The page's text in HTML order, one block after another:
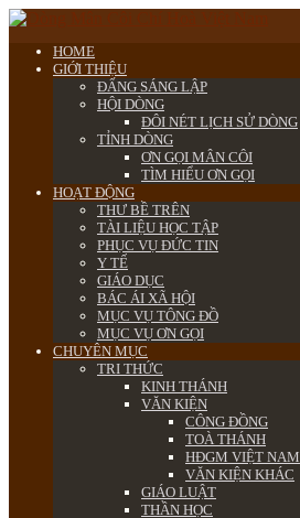
HOME
GIỚI THIỆU
ĐẤNG SÁNG LẬP
HỘI DÒNG
ĐÔI NÉT LỊCH SỬ DÒNG
TỈNH DÒNG
ƠN GỌI MÂN CÔI
TÌM HIỂU ƠN GỌI
HOẠT ĐỘNG
THƯ BỀ TRÊN
TÀI LIỆU HỌC TẬP
PHỤC VỤ ĐỨC TIN
Y TẾ
GIÁO DỤC
BÁC ÁI XÃ HỘI
MỤC VỤ TÔNG ĐỒ
MỤC VỤ ƠN GỌI
CHUYÊN MỤC
TRI THỨC
KINH THÁNH
VĂN KIỆN
CÔNG ĐỒNG
TOÀ THÁNH
HĐGM VIỆT NAM
VĂN KIỆN KHÁC
GIÁO LUẬT
THẦN HỌC